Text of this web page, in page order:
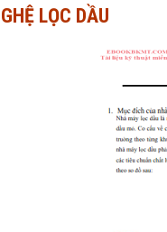
LỌC DẦU